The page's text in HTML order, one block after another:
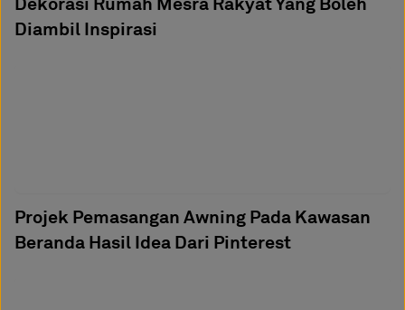
Diambil Inspirasi
Projek Pemasangan Awning Pada Kawasan
Beranda Hasil Idea Dari Pinterest